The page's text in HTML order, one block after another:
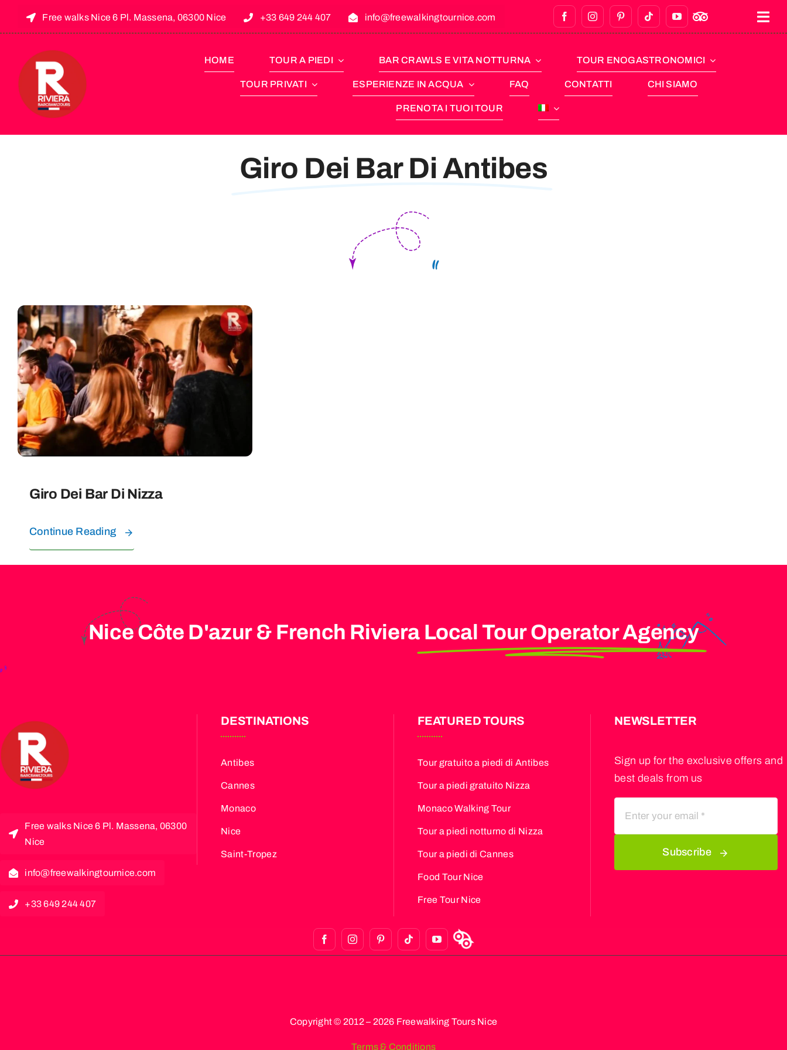
Free walks Nice 6 Pl. Massena, 06300 Nice +33 649 244 407 info@freewalkingtournice.com
HOME TOUR A PIEDI BAR CRAWLS E VITA NOTTURNA TOUR ENOGASTRONOMICI
TOUR PRIVATI ESPERIENZE IN ACQUA FAQ CONTATTI CHI SIAMO
PRENOTA I TUOI TOUR
Giro Dei Bar Di Antibes
Giro Dei Bar Di Nizza
Continue Reading
Nice Côte D'azur & French Riviera Local Tour Operator Agency
Free walks Nice 6 Pl. Massena, 06300
Nice
info@freewalkingtournice.com
+33 649 244 407
DESTINATIONS
Antibes
Cannes
Monaco
Nice
Saint-Tropez
FEATURED TOURS
Tour gratuito a piedi di Antibes
Tour a piedi gratuito Nizza
Monaco Walking Tour
Tour a piedi notturno di Nizza
Tour a piedi di Cannes
Food Tour Nice
Free Tour Nice
NEWSLETTER
Sign up for the exclusive offers and
best deals from us
Subscribe
Copyright © 2012 – 2026 Freewalking Tours Nice
Terms & Conditions